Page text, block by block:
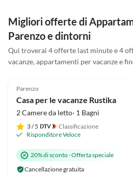
im lebhaften Stadtzentrum.
Migliori offerte di
Parenzo e dintorni
Qui troverai 4 offerte last minute e 4
vacanze, appartamenti per vacanze e
Parenzo
Casa per le vacanze Rustika
2 Camere da letto· 1 Bagni
3/ 5
Classificazione
Risponditore Veloce
20% di sconto·Offerta speciale
Cancellazione gratuita